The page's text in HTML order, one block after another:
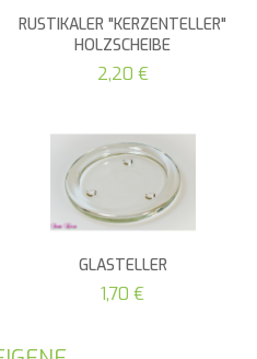
RUSTIKALER "KERZENTELLER"
HOLZSCHEIBE
2,20 €
GLASTELLER
1,70 €